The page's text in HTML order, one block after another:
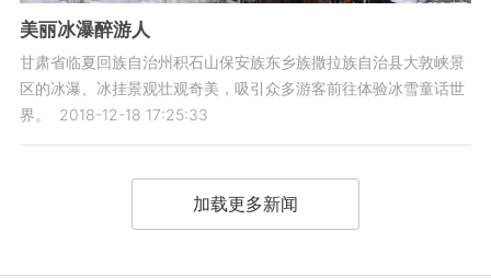
美丽冰瀑醉游人
甘肃省临夏回族自治州积石山保安族东乡族撒拉族自治县大敦峡景
区的冰瀑、冰挂景观壮观奇美，吸引众多游客前往体验冰雪童话世
界。
2018-12-18 17:25:33
加载更多新闻